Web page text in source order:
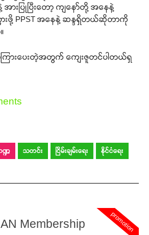
ားပြုပြီးတော့ ကျနော်တို့ အနေနဲ့
းဖို့ PPST အနေနဲ့ ဆန္ဒရှိတယ်ဆိုတာကို
ကြားပေးတဲ့အတွက် ကျေးဇူတင်ပါတယ်ရှ
ဏ္ဍ သတင်း ငြိမ်းချမ်းရေး နိုင်ငံရေး
promotion
Membership